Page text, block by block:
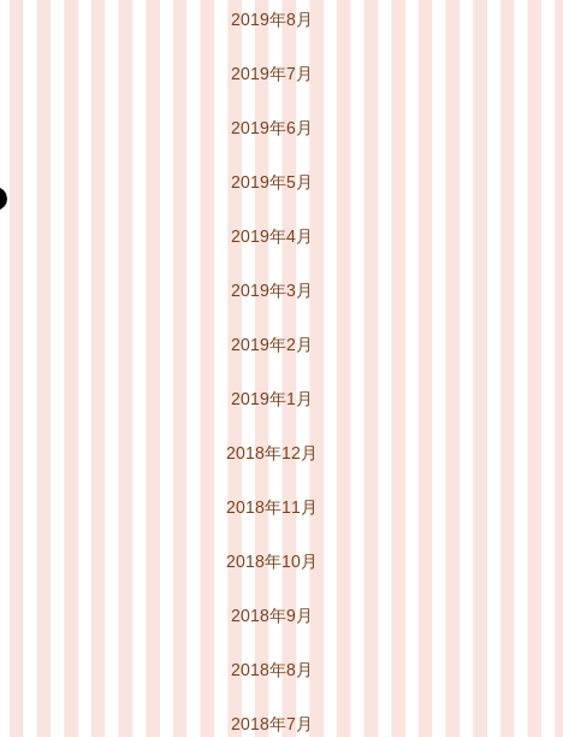
2019年8月
2019年7月
2019年6月
2019年5月
2019年4月
2019年3月
2019年2月
2019年1月
2018年12月
2018年11月
2018年10月
2018年9月
2018年8月
2018年7月